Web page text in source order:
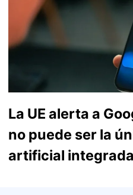
La UE alerta a
no puede ser la
artificial